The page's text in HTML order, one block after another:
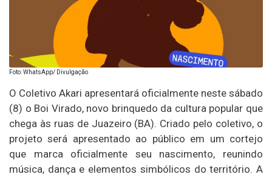
Foto: WhatsApp/ Divulgação
O Coletivo Akari apresentará oficialmente neste sábado
(8) o Boi Virado, novo brinquedo da cultura popular que
chega às ruas de Juazeiro (BA). Criado pelo coletivo, o
projeto será apresentado ao público em um cortejo
que marca oficialmente seu nascimento, reunindo
música, dança e elementos simbólicos do território. A